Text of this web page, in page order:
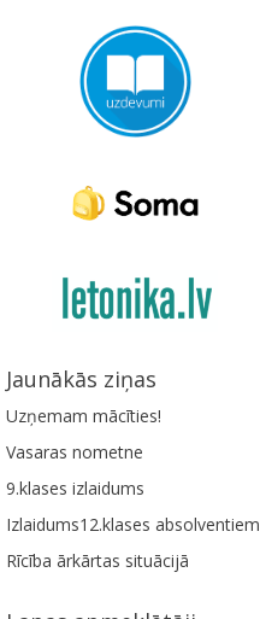
Jaunākās ziņas
Uzņemam mācīties!
Vasaras nometne
9.klases izlaidums
Izlaidums12.klases absolventiem
Rīcība ārkārtas situācijā